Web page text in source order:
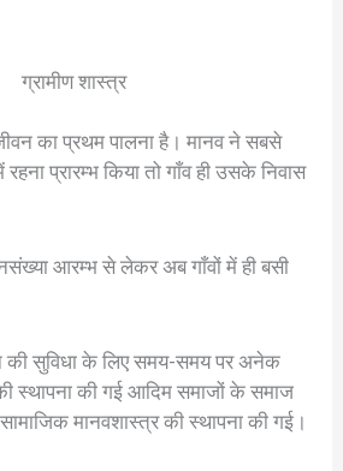
ग्रामीण शास्त्र
का प्रथम पालना है। मानव ने सबसे
प्रारम्भ किया तो गाँव ही उसके निवास
आरम्भ से लेकर अब गाँवों में ही बसी
की सुविधा के लिए समय-समय पर अनेक
की गई आदिम समाजों के समाज
मानवशास्त्र की स्थापना की गई।